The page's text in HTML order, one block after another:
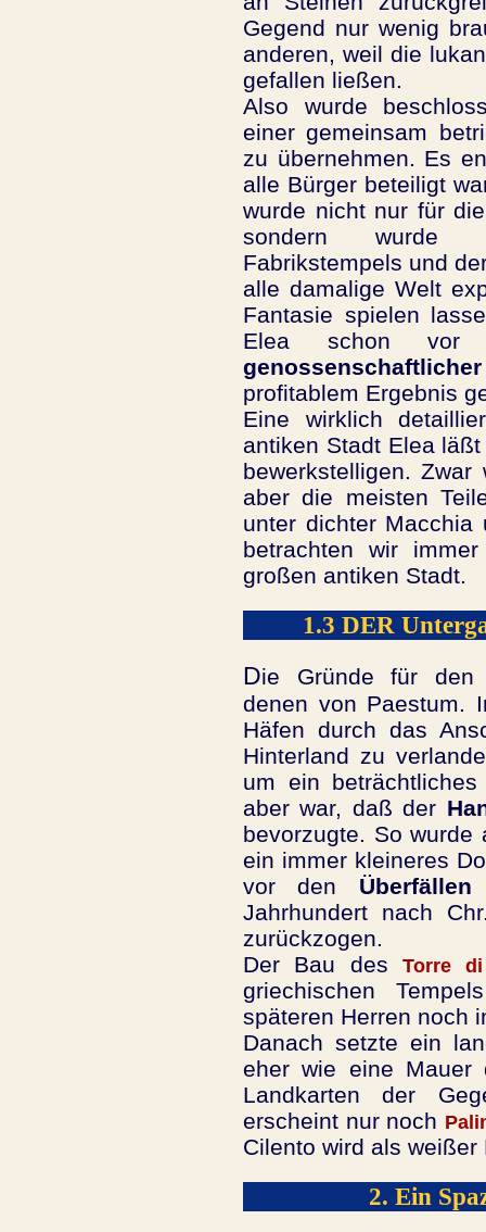
Gegend nur wenig
anderen, weil die
gefallen ließen.
Also wurde
einer gemeinsam
zu übernehmen. Es
alle Bürger beteiligt
wurde nicht nur für
sondern wurde
Fabrikstempels und
alle damalige Welt
Fantasie spielen
Elea schon vor
profitablem Ergebnis
Eine wirklich
antiken Stadt Elea
bewerkstelligen.
aber die meisten
unter dichter Macchia
betrachten wir
großen antiken Stadt.
1.3 DER
Die Gründe für den
denen von Paestum.
Häfen durch das
Hinterland zu
um ein
aber war, daß der
bevorzugte. So wurde
ein immer kleineres
vor den
Jahrhundert nach
zurückzogen.
Der Bau desTorre
griechischen
späteren Herren noch
Danach setzte ein
eher wie eine Mauer
Landkarten der
erscheint nur noch
Cilento wird als
2. Ein